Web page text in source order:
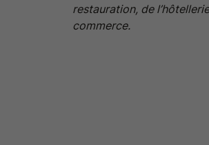
restauration, de
commerce.